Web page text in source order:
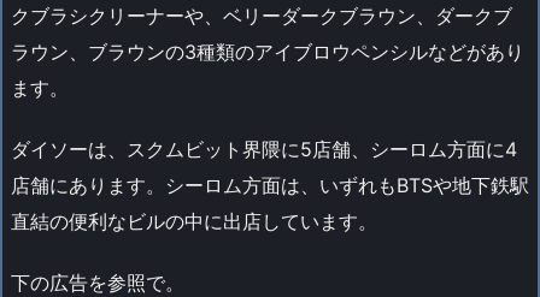
クブラシクリーナーや、ベリーダークブラウン、ダークブ
ラウン、ブラウンの3種類のアイブロウペンシルなどがあり
ます。
ダイソーは、スクムビット界隈に5店舗、シーロム方面に4
店舗にあります。シーロム方面は、いずれもBTSや地下鉄駅
直結の便利なビルの中に出店しています。
下の広告を参照で。